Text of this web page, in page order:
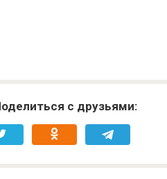
с друзьями: